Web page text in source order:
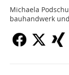
Michaela
bauhandwerk